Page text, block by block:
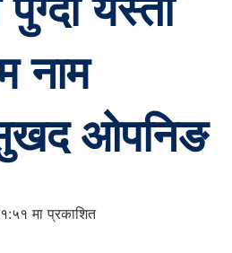
यस्तो
नाम
ओपनिङ
मा प्रकाशित